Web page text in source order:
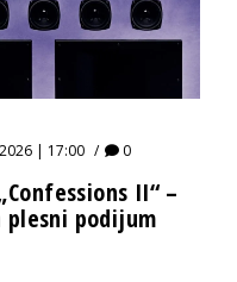
| 17:00 0
II“ –
podijum